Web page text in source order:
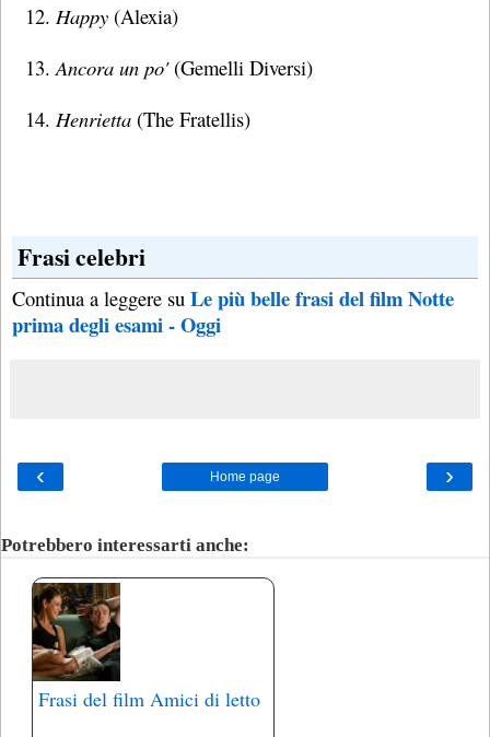
Happy (Alexia)
Ancora un po'(Gemelli Diversi)
Henrietta (The Fratellis)
Frasi celebri
Continua a leggere su Le più belle frasi del film Notte
prima degli esami - Oggi
‹ ›
Home page
Potrebbero interessarti anche:
Frasi del film Amici di letto